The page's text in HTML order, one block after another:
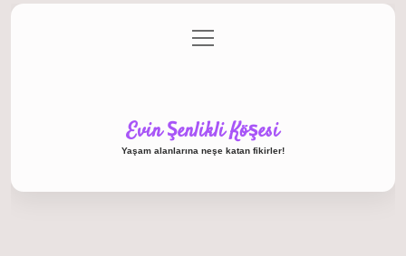
Gizlilik Politikası
menüyü
aç
Evin Şenlikli Köşesi
Yaşam alanlarına neşe katan fikirler!